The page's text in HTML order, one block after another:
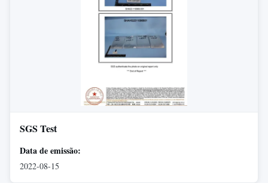
SGS Test
Data de emissão:
2022-08-15